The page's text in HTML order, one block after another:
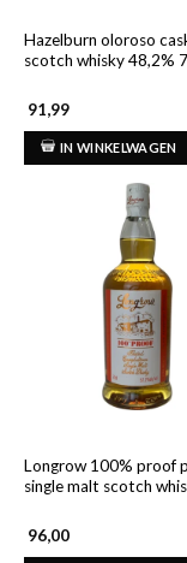
Hazelburn oloroso
scotch whisky 48,2%
91,99
IN WINKELWAGEN
Longrow 100% proof
single malt scotch
96,00